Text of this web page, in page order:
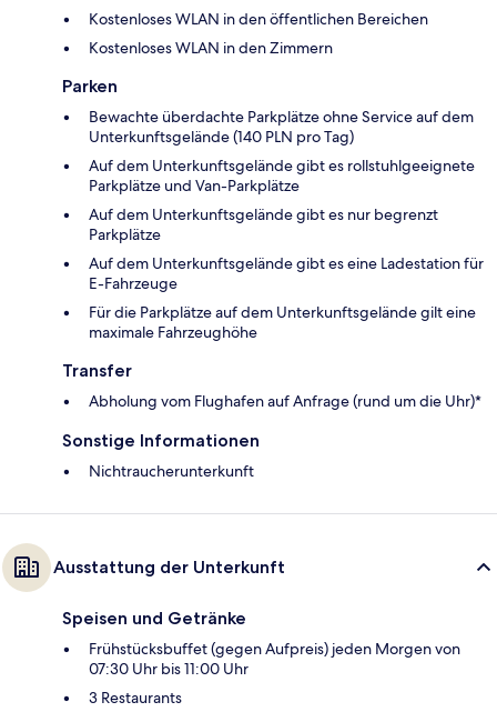
Kostenloses WLAN in den öffentlichen Bereichen
Kostenloses WLAN in den Zimmern
Parken
Bewachte überdachte Parkplätze ohne Service auf dem
Unterkunftsgelände (140 PLN pro Tag)
Auf dem Unterkunftsgelände gibt es rollstuhlgeeignete
Parkplätze und Van-Parkplätze
Auf dem Unterkunftsgelände gibt es nur begrenzt
Parkplätze
Auf dem Unterkunftsgelände gibt es eine Ladestation für
E-Fahrzeuge
Für die Parkplätze auf dem Unterkunftsgelände gilt eine
maximale Fahrzeughöhe
Transfer
Abholung vom Flughafen auf Anfrage (rund um die Uhr)*
Sonstige Informationen
Nichtraucherunterkunft
Ausstattung der Unterkunft
Speisen und Getränke
Frühstücksbuffet (gegen Aufpreis) jeden Morgen von
07:30 Uhr bis 11:00 Uhr
3 Restaurants